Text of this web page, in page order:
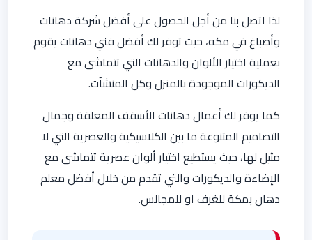
لذا اتصل بنا من أجل الحصول على أفضل شركة دهانات
وأصباغ في مكه، حيث توفر لك أفضل فني دهانات يقوم
بعملية اختيار الألوان والدهانات التي تتماشى مع
الديكورات الموجودة بالمنزل وكل المنشآت.
كما يوفر لك أعمال دهانات الأسقف المعلقة وجمال
التصاميم المتنوعة ما بين الكلاسيكية والعصرية التي لا
مثيل لها، حيث يستطيع اختيار ألوان عصرية تتماشى مع
الإضاءة والديكورات والتي تقدم من خلال أفضل معلم
دهان بمكة للغرف او للمجالس.